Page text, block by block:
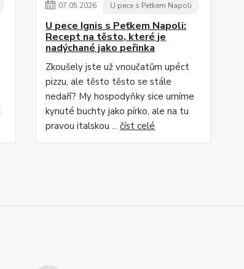
07.05.2026 U pece s Peťkem Napoli
U pece Ignis s Peťkem Napoli:
Recept na těsto, které je
nadýchané jako peřinka
Zkoušely jste už vnoučatům upéct
pizzu, ale těsto těsto se stále
nedaří? My hospodyňky sice umíme
kynuté buchty jako pírko, ale na tu
pravou italskou ...číst celé